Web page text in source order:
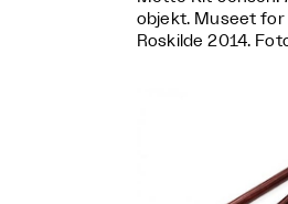
objekt. Museet for
Roskilde 2014.